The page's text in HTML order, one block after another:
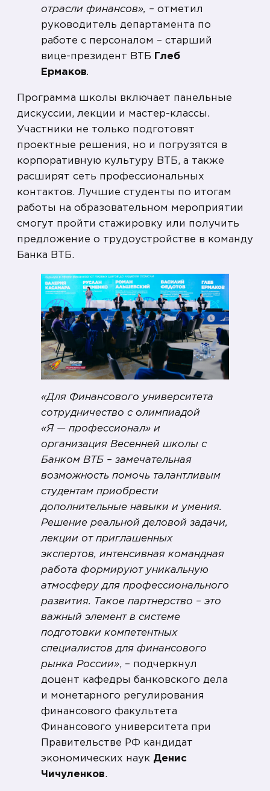
отрасли финансов», – отметил
руководитель департамента по
работе с персоналом – старший
вице-президент ВТБ
Глеб
Ермаков.
Программа школы включает панельные
дискуссии, лекции и мастер-классы.
Участники не только подготовят
проектные решения, но и погрузятся в
корпоративную культуру ВТБ, а также
расширят сеть профессиональных
контактов. Лучшие студенты по итогам
работы на образовательном мероприятии
смогут пройти стажировку или получить
предложение о трудоустройстве в команду
Банка ВТБ.
«Для Финансового университета
сотрудничество с олимпиадой
«Я — профессионал» и
организация Весенней школы с
Банком ВТБ – замечательная
возможность помочь талантливым
студентам приобрести
дополнительные навыки и умения.
Решение реальной деловой задачи,
лекции от приглашенных
экспертов, интенсивная командная
работа формируют уникальную
атмосферу для профессионального
развития. Такое партнерство – это
важный элемент в системе
подготовки компетентных
специалистов для финансового
рынка России», – подчеркнул
доцент кафедры банковского дела
и монетарного регулирования
финансового факультета
Финансового университета при
Правительстве РФ кандидат
экономических наук Денис
Чичуленков.